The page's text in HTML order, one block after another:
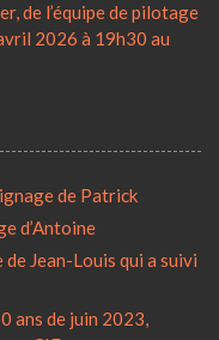
de l’équipe de pilotage
2026 à 19h30 au
de Patrick
d’Antoine
Jean-Louis qui a suivi
ans de juin 2023,